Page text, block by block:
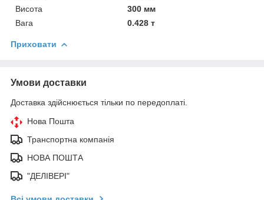
Висота
300 мм
Вага
0.428 т
Приховати
Умови доставки
Доставка здійснюється тільки по передоплаті.
Нова Пошта
Транспортна компанія
НОВА ПОШТА
"ДЕЛІВЕРІ"